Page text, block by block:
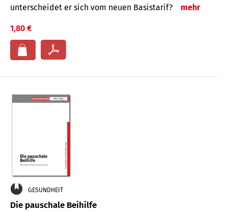
unterscheidet er sich vom neuen Basistarif?
mehr
1,80 €
GESUNDHEIT
Die pauschale Beihilfe